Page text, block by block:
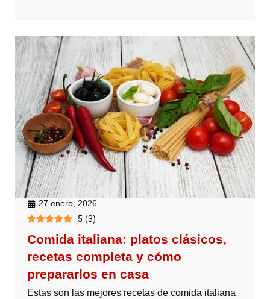
27 enero, 2026
5 (3)
Comida italiana: platos clásicos,
recetas completa y cómo
prepararlos en casa
Estas son las mejores recetas de comida italiana